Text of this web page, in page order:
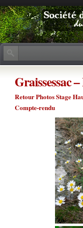
Graissessac
Retour Photos Stage
Compte-rendu